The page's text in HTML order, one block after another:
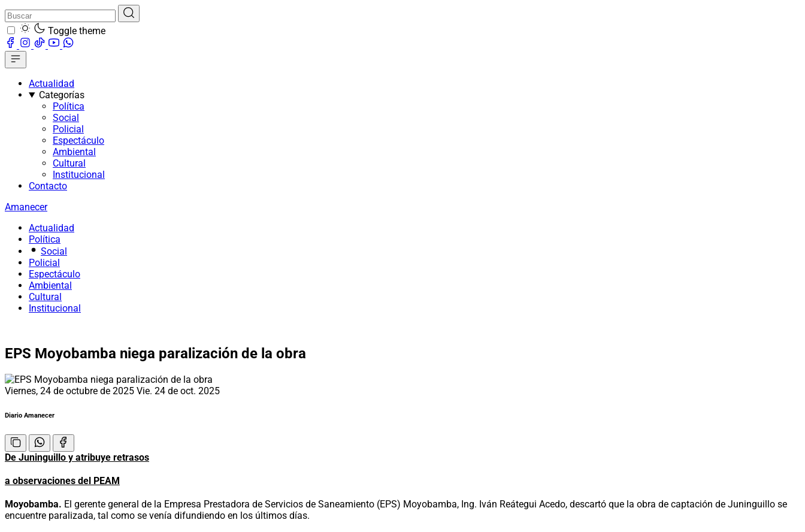
Toggle theme
Actualidad
Categorías
Política
Social
Policial
Espectáculo
Ambiental
Cultural
Institucional
Contacto
Amanecer
Actualidad
Política
Social
Policial
Espectáculo
Ambiental
Cultural
Institucional
EPS Moyobamba niega paralización de la obra
Viernes, 24 de octubre de 2025 Vie. 24 de oct. 2025
Diario Amanecer
De Juninguillo y atribuye retrasos
a observaciones del PEAM
Moyobamba. El gerente general de la Empresa Prestadora de Servicios de Saneamiento (EPS) Moyobamba, Ing. Iván Reátegui Acedo, descartó que la obra de captación de Juninguillo se
encuentre paralizada, tal como se venía difundiendo en los últimos días.